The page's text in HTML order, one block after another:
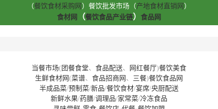
（餐饮食材采购网 ）餐饮批发市场（产地食材直销网 ）
食材网
（餐饮食品产业链） 食品网
当餐市场( 团餐食堂、 食品配送、 网红餐厅)餐饮美食
生鲜食材网(菜谱、 食品招商网 、 三餐)餐饮食品网
半成品菜/预制菜/新品/餐饮食材/宴席/央厨配送
新鲜水果/药膳/调理品/家常菜/冷冻食品